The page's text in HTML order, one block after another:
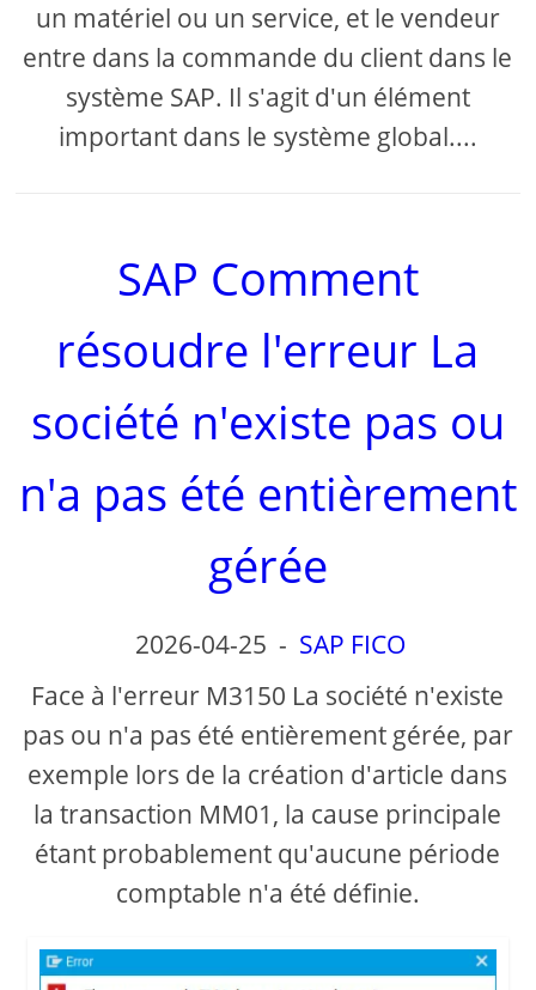
un matériel ou un service, et le vendeur
entre dans la commande du client dans le
système SAP. Il s'agit d'un élément
important dans le système global....
SAP Comment
résoudre l'erreur La
société n'existe pas ou
n'a pas été entièrement
gérée
2026-04-25 - SAP FICO
Face à l'erreur M3150 La société n'existe
pas ou n'a pas été entièrement gérée, par
exemple lors de la création d'article dans
la transaction MM01, la cause principale
étant probablement qu'aucune période
comptable n'a été définie.